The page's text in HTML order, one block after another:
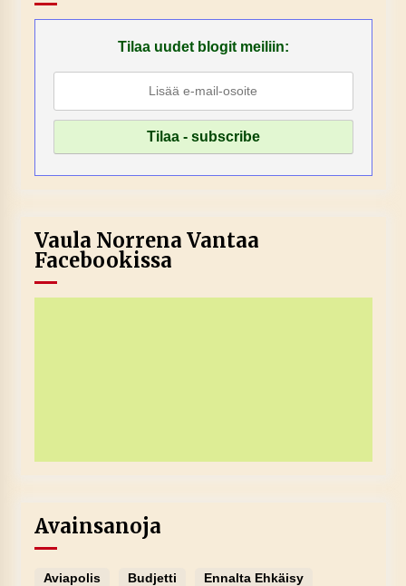
Tilaa uudet blogit meiliin:
Vaula Norrena Vantaa
Facebookissa
Avainsanoja
Aviapolis Budjetti
Ennalta Ehkäisy